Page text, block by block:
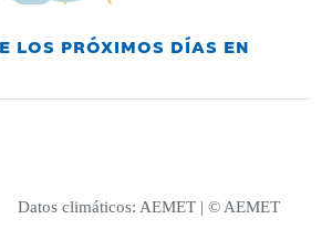
LOS PRÓXIMOS DÍAS EN
Datos climáticos: AEMET | © AEMET